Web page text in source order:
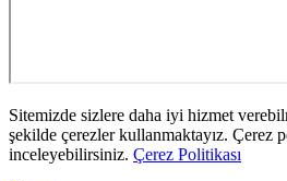
Sitemizde sizlere daha iyi hizmet
şekilde çerezler kullanmaktayız. Çerez
inceleyebilirsiniz. Çerez Politikası